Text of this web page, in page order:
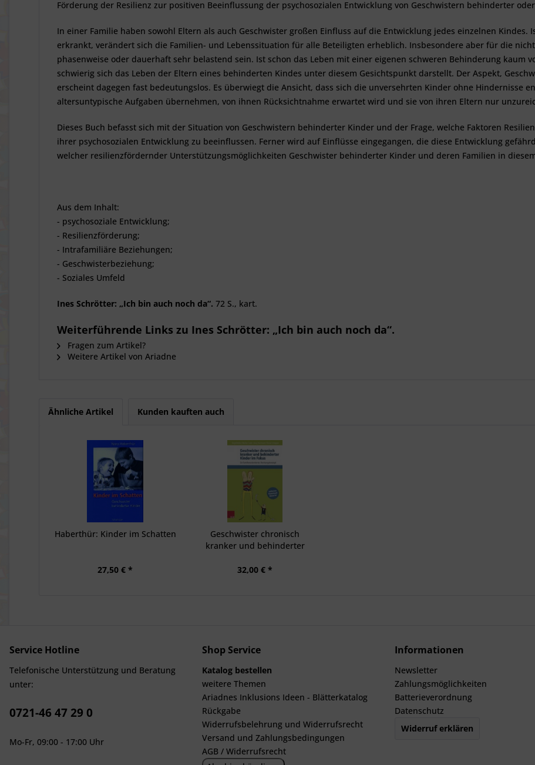
Förderung der Resilienz zur positiven Beeinflussung der psychosozialen Entwicklung von Geschwistern behinderter
In einer Familie haben sowohl Eltern als auch Geschwister großen Einfluss auf die Entwicklung jedes einzelnen
erkrankt, verändert sich die Familien- und Lebenssituation für alle Beteiligten erheblich. Insbesondere aber für die
phasenweise oder dauerhaft sehr belastend sein. Ist schon das Leben mit einer eigenen schweren Behinderung kaum
schwierig sich das Leben der Eltern eines behinderten Kindes unter diesem Gesichtspunkt darstellt. Der Aspekt,
erscheint dagegen fast bedeutungslos. Es überwiegt die Ansicht, dass sich die unversehrten Kinder ohne Hindernisse
altersuntypische Aufgaben übernehmen, von ihnen Rücksichtnahme erwartet wird und sie von ihren Eltern nur
Dieses Buch befasst sich mit der Situation von Geschwistern behinderter Kinder und der Frage, welche Faktoren
ihrer psychosozialen Entwicklung zu beeinflussen. Ferner wird auf Einflüsse eingegangen, die diese Entwicklung
welcher resilienzfördernder Unterstützungsmöglichkeiten Geschwister behinderter Kinder und deren Familien in
Aus dem Inhalt:
- psychosoziale Entwicklung;
- Resilienzförderung;
- Intrafamiliäre Beziehungen;
- Geschwisterbeziehung;
- Soziales Umfeld
Ines Schrötter: „Ich bin auch noch da“. 72 S., kart.
Weiterführende Links zu Ines Schrötter: „Ich bin auch noch da“.
Fragen zum Artikel?
Weitere Artikel von Ariadne
Ähnliche Artikel Kunden kauften auch
Haberthür: Kinder im Schatten
27,50 € *
Geschwister chronisch
kranker und behinderter
32,00 € *
Service Hotline
Telefonische Unterstützung und Beratung
unter:
0721-46 47 29 0
Mo-Fr, 09:00 - 17:00 Uhr
Shop Service
Katalog bestellen
weitere Themen
Ariadnes Inklusions Ideen - Blätterkatalog
Rückgabe
Widerrufsbelehrung und Widerrufsrecht
Versand und Zahlungsbedingungen
AGB / Widerrufsrecht
Informationen
Newsletter
Zahlungsmöglichkeiten
Batterieverordnung
Datenschutz
Widerruf erklären